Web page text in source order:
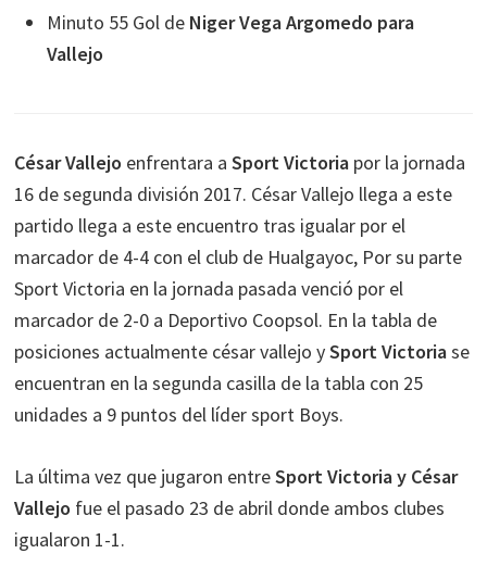
Minuto 55 Gol de Niger Vega Argomedo para
Vallejo
César Vallejo enfrentara aSport Victoria por la jornada
16 de segunda división 2017. César Vallejo llega a este
partido llega a este encuentro tras igualar por el
marcador de 4-4 con el club de Hualgayoc, Por su parte
Sport Victoria en la jornada pasada venció por el
marcador de 2-0 a Deportivo Coopsol. En la tabla de
posiciones actualmente césar vallejo ySport Victoriase
encuentran en la segunda casilla de la tabla con 25
unidades a 9 puntos del líder sport Boys.
La última vez que jugaron entreSport Victoria y César
Vallejo fue el pasado 23 de abril donde ambos clubes
igualaron 1-1.